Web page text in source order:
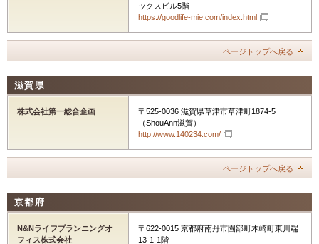
ックスビル5階
https://goodlife-mie.com/index.html
ページトップへ戻る
滋賀県
株式会社第一総合企画
〒525-0036 滋賀県草津市草津町1874-5
（ShouAnn滋賀）
http://www.140234.com/
ページトップへ戻る
京都府
N&Nライフプランニングオ
フィス株式会社
〒622-0015 京都府南丹市園部町木崎町東川端
13-1-1階